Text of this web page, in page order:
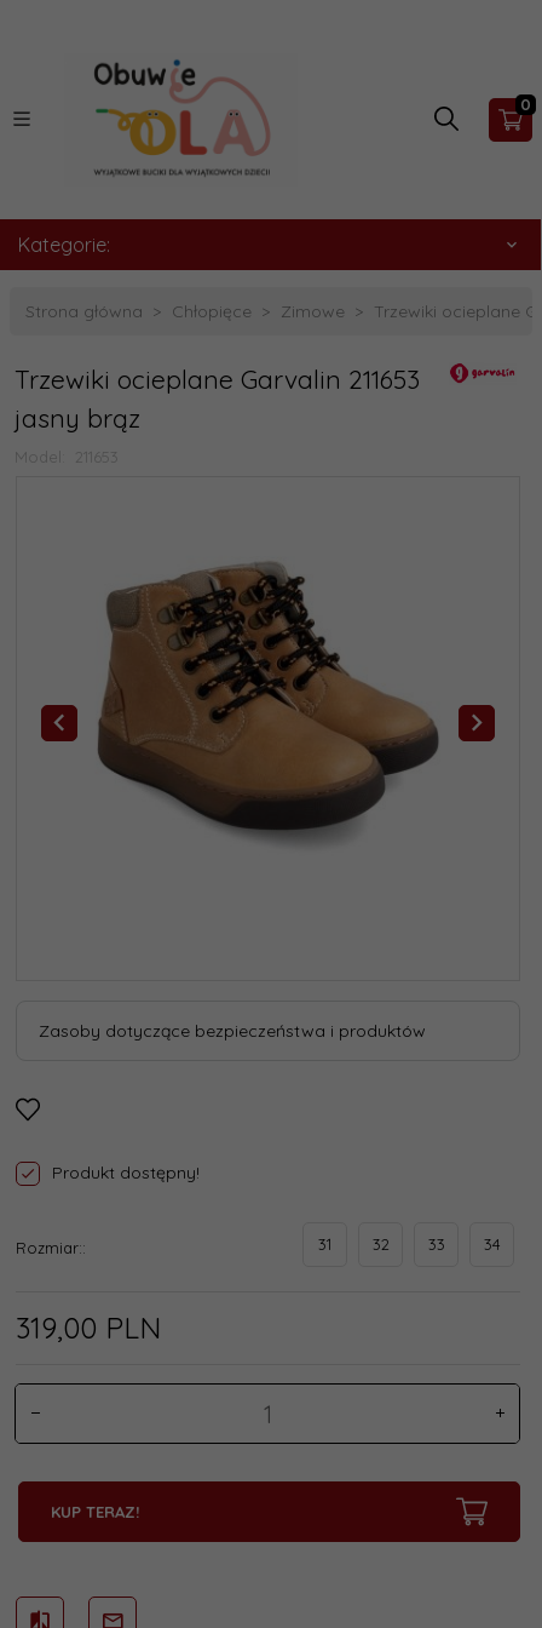
0
Kategorie:
Strona główna Chłopięce Zimowe Trzewiki ocieplane
Trzewiki ocieplane Garvalin 211653
jasny brąz
Model: 211653
Zasoby dotyczące bezpieczeństwa i produktów
Produkt dostępny!
Rozmiar:: 31 32 33 34
319,00 PLN
KUP TERAZ!